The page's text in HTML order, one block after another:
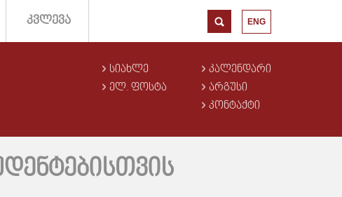
ᲙᲕᲚᲔᲕᲐ ENG
ᲡᲘᲐᲮᲚᲔ
ᲔᲚ. ᲤᲝᲡᲢᲐ
ᲙᲐᲚᲔᲜᲓᲐᲠᲘ
ᲐᲠᲒᲣᲡᲘ
ᲙᲝᲜᲢᲐᲥᲢᲘ